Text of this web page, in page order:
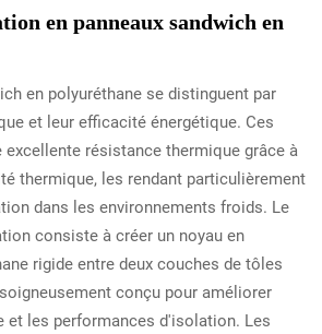
en panneaux sandwich en
en polyuréthane se distinguent par
et leur efficacité énergétique. Ces
excellente résistance thermique grâce à
thermique, les rendant particulièrement
dans les environnements froids. Le
consiste à créer un noyau en
rigide entre deux couches de tôles
conçu pour améliorer
et les performances d'isolation. Les